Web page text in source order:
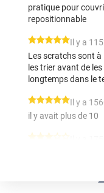
pratique pour
repositionnable
*****
Il y a
Les scratchs sont à
les trier avant de
longtemps dans le
*****
Il y a
il y avait plus de 10